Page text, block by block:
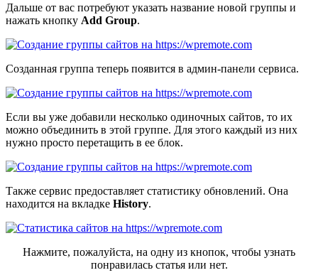
Дальше от вас потребуют указать название новой группы и
нажать кнопку Add Group.
Созданная группа теперь появится в админ-панели сервиса.
Если вы уже добавили несколько одиночных сайтов, то их
можно объединить в этой группе. Для этого каждый из них
нужно просто перетащить в ее блок.
Также сервис предоставляет статистику обновлений. Она
находится на вкладке History.
Нажмите, пожалуйста, на одну из кнопок, чтобы узнать
понравилась статья или нет.